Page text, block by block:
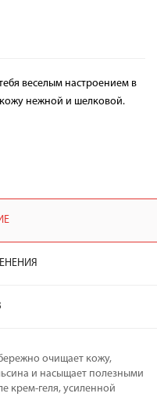
веселым настроением в
нежной и шелковой.
очищает кожу,
и насыщает полезными
крем-геля, усиленной